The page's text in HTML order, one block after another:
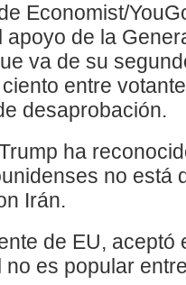
Economist/
de la
va de su
entre
desaprobación.
ha
no está
Irán.
de EU, aceptó
es popular